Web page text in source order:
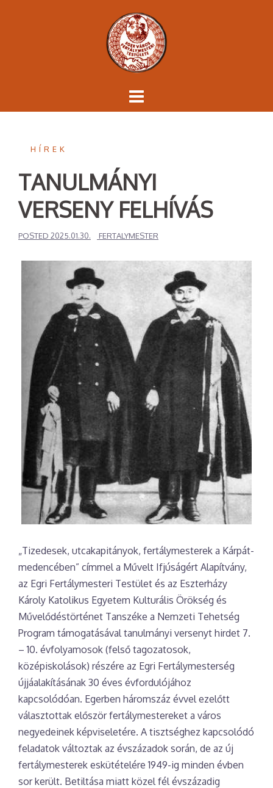
HÍREK
TANULMÁNYI
VERSENY FELHÍVÁS
POSTED 2025.01.30. FERTALYMESTER
„Tizedesek, utcakapitányok, fertálymesterek a Kárpát-
medencében” címmel a Művelt Ifjúságért Alapítvány,
az Egri Fertálymesteri Testület és az Eszterházy
Károly Katolikus Egyetem Kulturális Örökség és
Művelődéstörténet Tanszéke a Nemzeti Tehetség
Program támogatásával tanulmányi versenyt hirdet 7.
– 10. évfolyamosok (felső tagozatosok,
középiskolások) részére az Egri Fertálymesterség
újjáalakításának 30 éves évfordulójához
kapcsolódóan. Egerben háromszáz évvel ezelőtt
választottak először fertálymestereket a város
negyedeinek képviseletére. A tisztséghez kapcsolódó
feladatok változtak az évszázadok során, de az új
fertálymesterek eskütételére 1949-ig minden évben
sor került. Betiltása miatt közel fél évszázadig